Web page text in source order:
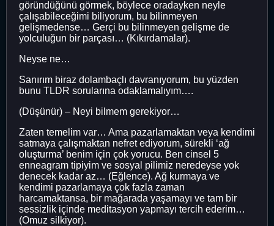
göründüğünü görmek, böylece oradayken neyle
çalışabileceğimi biliyorum, bu bilinmeyen
gelişmedense… Gerçi bu bilinmeyen gelişme de
yolculuğun bir parçası… (Kıkırdamalar).
Neyse ne…
Sanırım biraz dolambaçlı davranıyorum, bu yüzden
bunu TLDR sorularına odaklamalıyım….
(Düşünür) – Neyi bilmem gerekiyor…
Zaten temelim var… Ama pazarlamaktan veya kendimi
satmaya çalışmaktan nefret ediyorum, sürekli ‘ağ
oluşturma’ benim için çok yorucu. Ben cinsel 5
enneagram tipiyim ve sosyal pilimiz neredeyse yok
denecek kadar az… (Eğlence). Ağ kurmaya ve
kendimi pazarlamaya çok fazla zaman
harcamaktansa, bir mağarada yaşamayı ve tam bir
sessizlik içinde meditasyon yapmayı tercih ederim…
(Omuz silkiyor).